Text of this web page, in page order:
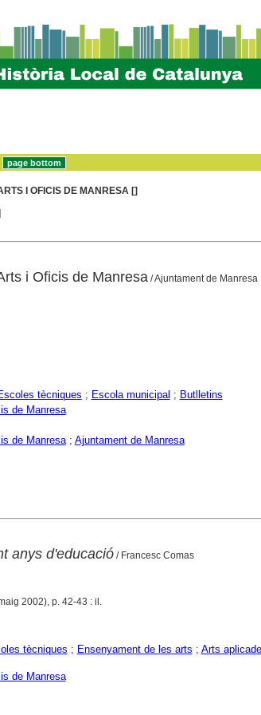
I OFICIS DE MANRESA []
i Oficis de Manresa/ Ajuntament de Manresa
tècniques ; Escola municipal ; Butlletins
de Manresa
de Manresa; Ajuntament de Manresa
anys d'educació/ Francesc Comas
2002), p. 42-43 : il.
tècniques ; Ensenyament de les arts ; Arts
de Manresa